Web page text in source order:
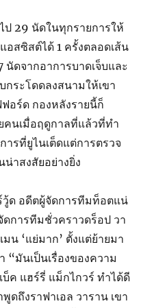
ป 29 นัดในทุกรายการให้
อสซิสต์ได้ 1 ครั้งตลอดเส้น
นัดจากอาการบาดเจ็บและ
ระโดดลงสนามให้เขา
อร์ด กองหลังรายนี้ก็
นเมื่อฤดูกาลที่แล้วที่ทํา
ารที่ยูไนเต็ดแต่การตรวจ
น่าสงสัยอย่างยิ่ง
ด อดีตผู้จัดการทีมท็อตแน่
ดการทีมชั่วคราวดร็อป วา
น ‘แย่มาก’ ตั้งแต่ย้ายมา
“มันเป็นเรื่องของความ
ค แฮร์รี่ แม็กไกวร์ ทําได้ดี
พูดถึงราฟาเอล วาราน เขา